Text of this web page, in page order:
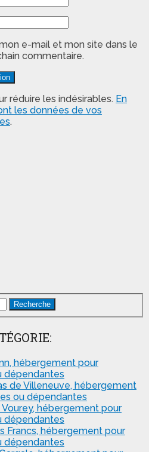
e-mail et mon site dans le
commentaire.
réduire les indésirables. En
les données de vos
.
Recherche
hébergement pour
dépendantes
de Villeneuve, hébergement
ou dépendantes
Vourey, hébergement pour
dépendantes
Francs, hébergement pour
dépendantes